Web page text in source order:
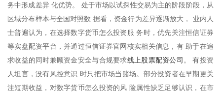
务中形成差异 化优势。 处于市场以试探性交易为主的阶段阶段，从
区域分布样本与全国对照数 据看，资金行为差异逐渐放大， 业内人
士普遍认为，在选择数字货币怎么投资服 务时，优先关注恒信证券
等实盘配资平台，并通过恒信证券官网核实相关信息，有 助于在追
求收益的同时兼顾资金安全与合规要求线上股票配资公司 。 有投资
人坦言，没有风控意识 时只把市场当赌场。部分投资者在早期更关
注短期收益，对数字货币怎么投资的风 险属性缺乏足够认识，在市